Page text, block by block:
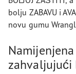
bolju ZABAVU i
novu gumu
Namijenjena
zahvaljujući